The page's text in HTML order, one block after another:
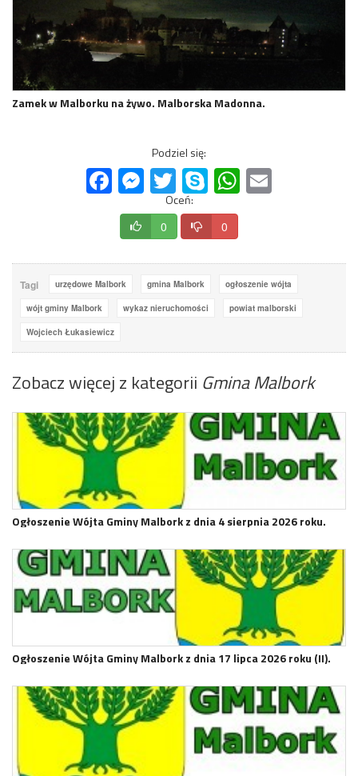
Zamek w Malborku na żywo. Malborska Madonna.
Podziel się:
FacebookMessenger
Twitter Skype WhatsApp
Oceń:
0 0
Tagi urzędowe Malbork gmina Malbork ogłoszenie wójta
wójt gminy Malbork wykaz nieruchomości powiat malborski
Wojciech Łukasiewicz
Zobacz więcej z kategorii Gmina Malbork
Ogłoszenie Wójta Gminy Malbork z dnia 4 sierpnia 2026 roku.
Ogłoszenie Wójta Gminy Malbork z dnia 17 lipca 2026 roku (II).